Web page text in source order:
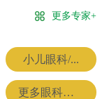
更多专家+
小儿眼科/...
更多眼科专家